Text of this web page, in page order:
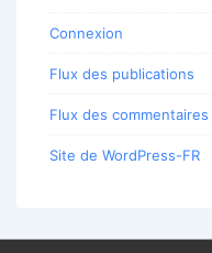
Connexion
Flux des publications
Flux des commentaires
Site de WordPress-FR